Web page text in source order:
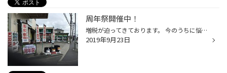
周年祭開催中！
増税が迫ってきております。 今のうちに悩み事解決しておきましょう！
2019年9月23日